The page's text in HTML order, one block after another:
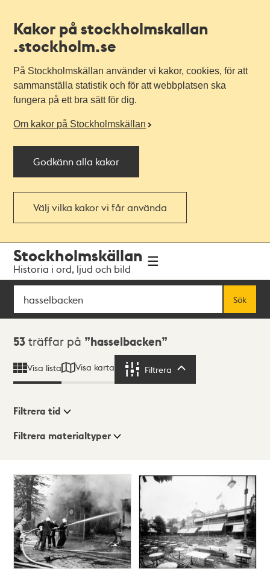
Kakor på stockholmskallan
.stockholm.se
På Stockholmskällan använder vi kakor, cookies, för att
sammanställa statistik och för att webbplatsen ska
fungera på ett bra sätt för dig.
Om kakor på Stockholmskällan
Godkänn alla kakor
Välj vilka kakor vi får använda
navigationen
huvudinnehållet
Stockholmskällan
Historia i ord, ljud och bild
Sök
Sök
Sökresultat
53 träffar på hasselbacken
Visa lista Visa karta Filtrera
Visningsläge
Lista
Karta
Filtrera tid
Filtrera materialtyper
träffar